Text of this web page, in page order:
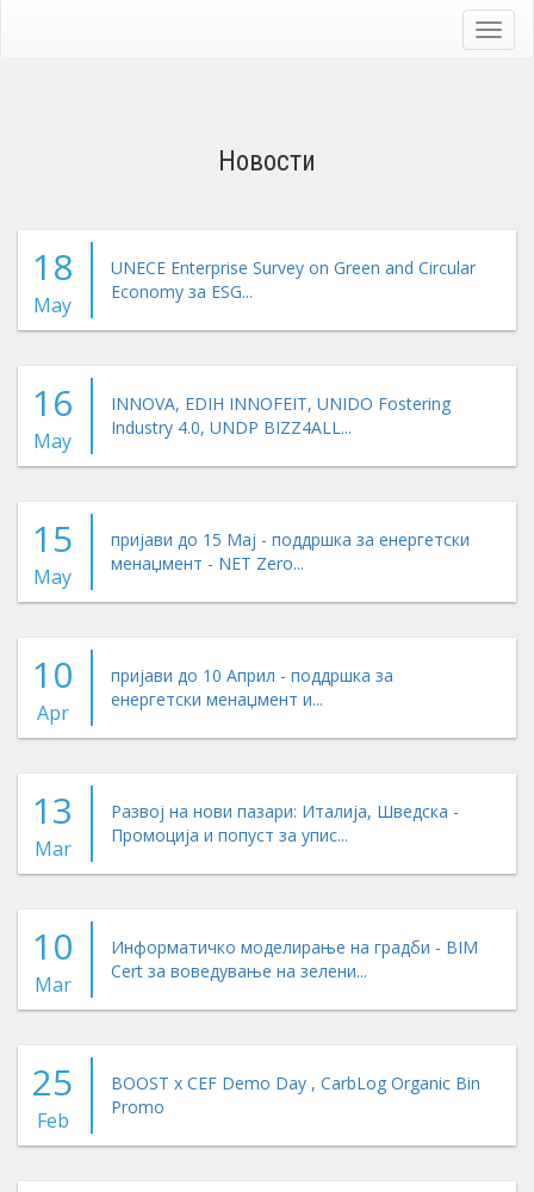
Новости
18
May
UNECE Enterprise Survey on Green and Circular
Economy за ESG...
16
May
INNOVA, EDIH INNOFEIT, UNIDO Fostering
Industry 4.0, UNDP BIZZ4ALL...
15
May
пријави до 15 Мај - поддршка за енергетски
менаџмент - NET Zero...
10
Apr
пријави до 10 Април - поддршка за
енергетски менаџмент и...
13
Mar
Развој на нови пазари: Италија, Шведска -
Промоција и попуст за упис...
10
Mar
Информатичко моделирање на градби - BIM
Cert за воведување на зелени...
25
Feb
BOOST x CEF Demo Day , CarbLog Organic Bin
Promo